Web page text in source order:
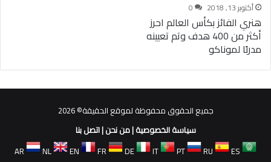
أكتوبر 13, 2018 0
هنري الفائز بكأس العالم احرز
أكثر من 400 هدف وتم تعيينه
مدربًا لموناكو
جميع الحقوق محفوظة لموقع الحقيقة© 2026
سياسة الخصوصية|من نحن|اتصل بنا
AR
NL EN FR DE IT PT RU ES